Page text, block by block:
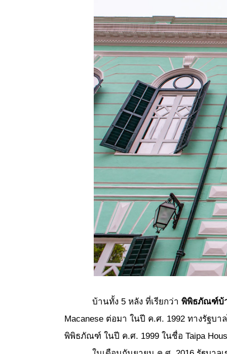
บ้านทั้ง 5 หลัง ที่เรียกว่า พิพิธภัณฑ์บ้
Macanese ต่อมา ในปี ค.ศ. 1992 ทางรัฐ
พิพิธภัณฑ์ ในปี ค.ศ. 1999 ในชื่อ Taipa